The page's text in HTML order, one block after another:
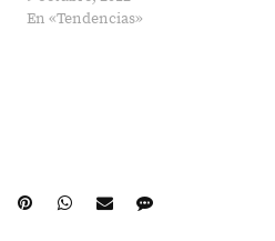
En «Tendencias»